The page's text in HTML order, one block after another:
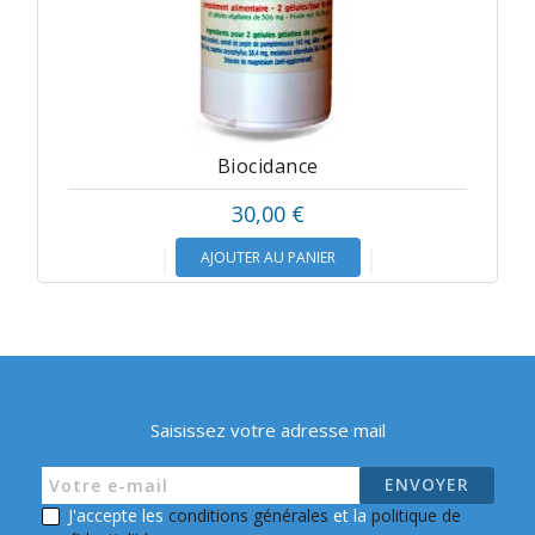
Biocidance
30,00 €
AJOUTER AU PANIER
Saisissez votre adresse mail
J'accepte les conditions générales et la politique de